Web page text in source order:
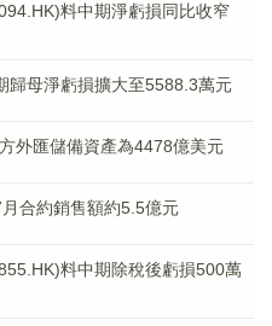
料中期淨虧損同比收窄
歸母淨虧損擴大至5588.3萬元
外匯儲備資產為4478億美元
合約銷售額約5.5億元
料中期除稅後虧損500萬